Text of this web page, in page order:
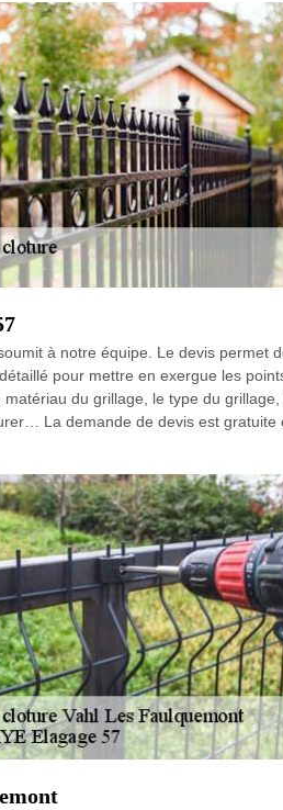
à notre équipe. Le devis permet
pour mettre en exergue les
du grillage, le type du grillage,
La demande de devis est gratuite